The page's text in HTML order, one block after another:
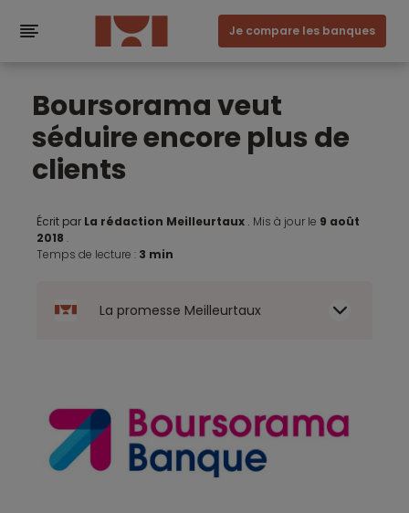
Je compare les banques
Boursorama veut
séduire encore plus de
clients
Écrit par La rédaction Meilleurtaux . Mis à jour le 9 août
2018 .
Temps de lecture : 3 min
La promesse Meilleurtaux